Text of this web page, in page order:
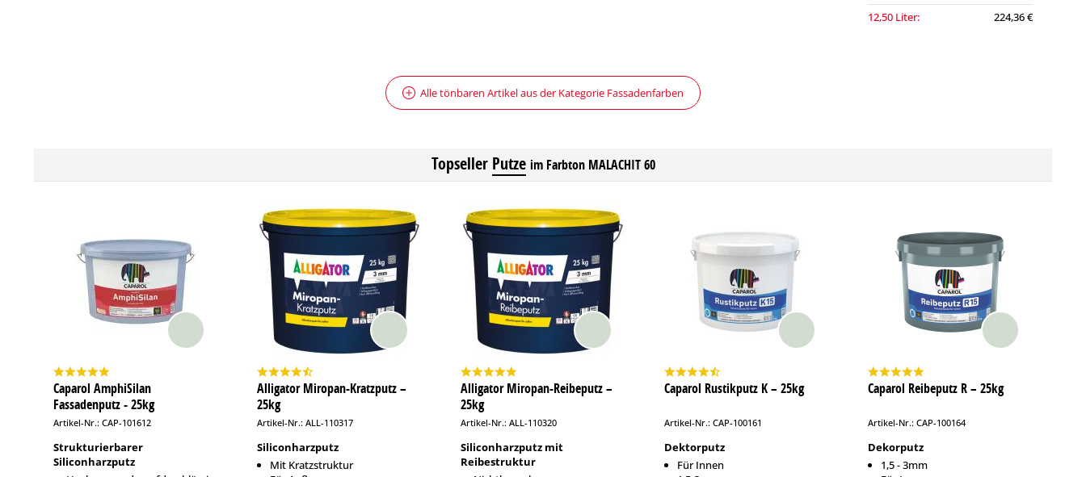
12,50 Liter:
224,36 €
Alle tönbaren Artikel aus der Kategorie Fassadenfarben
Topseller Putze im Farbton MALACHIT 60
Caparol AmphiSilan
Fassadenputz - 25kg
Artikel-Nr.: CAP-101612
Strukturierbarer
Siliconharzputz
Alligator Miropan-Kratzputz –
25kg
Artikel-Nr.: ALL-110317
Siliconharzputz
Mit Kratzstruktur
Alligator Miropan-Reibeputz –
25kg
Artikel-Nr.: ALL-110320
Siliconharzputz mit
Reibestruktur
Caparol Rustikputz K – 25kg
Artikel-Nr.: CAP-100161
Dektorputz
Für Innen
Caparol Reibeputz R – 25kg
Artikel-Nr.: CAP-100164
Dekorputz
1,5 - 3mm